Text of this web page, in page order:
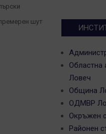
шут
Областна
Ловеч
Община
ОДМВР
Окръжен
Районен